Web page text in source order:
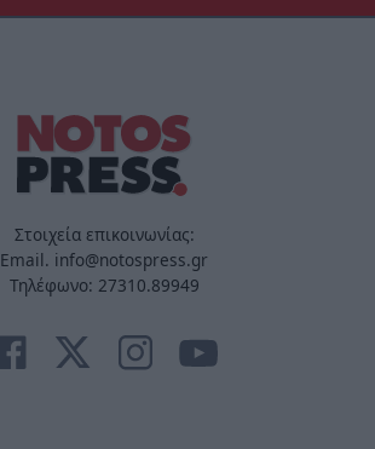
Στοιχεία επικοινωνίας:
Email. info@notospress.gr
Τηλέφωνο: 27310.89949